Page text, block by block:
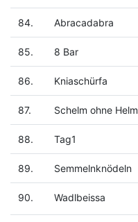
84. Abracadabra
85. 8 Bar
86. Kniaschürfa
87. Schelm ohne Helm
88. Tag1
89. Semmelnknödeln
90. Wadlbeissa